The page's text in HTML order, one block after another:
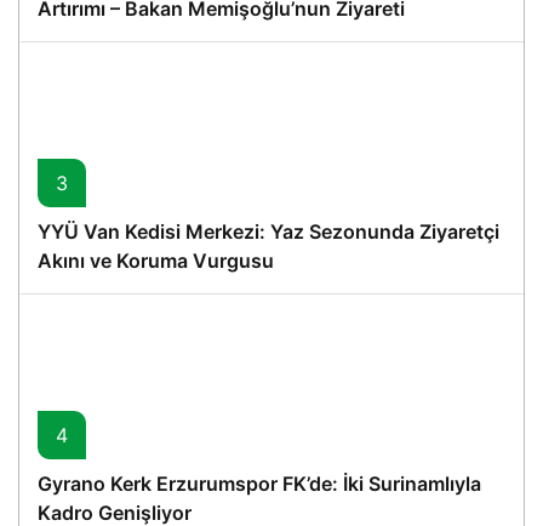
Artırımı – Bakan Memişoğlu’nun Ziyareti
3
YYÜ Van Kedisi Merkezi: Yaz Sezonunda Ziyaretçi
Akını ve Koruma Vurgusu
4
Gyrano Kerk Erzurumspor FK’de: İki Surinamlıyla
Kadro Genişliyor